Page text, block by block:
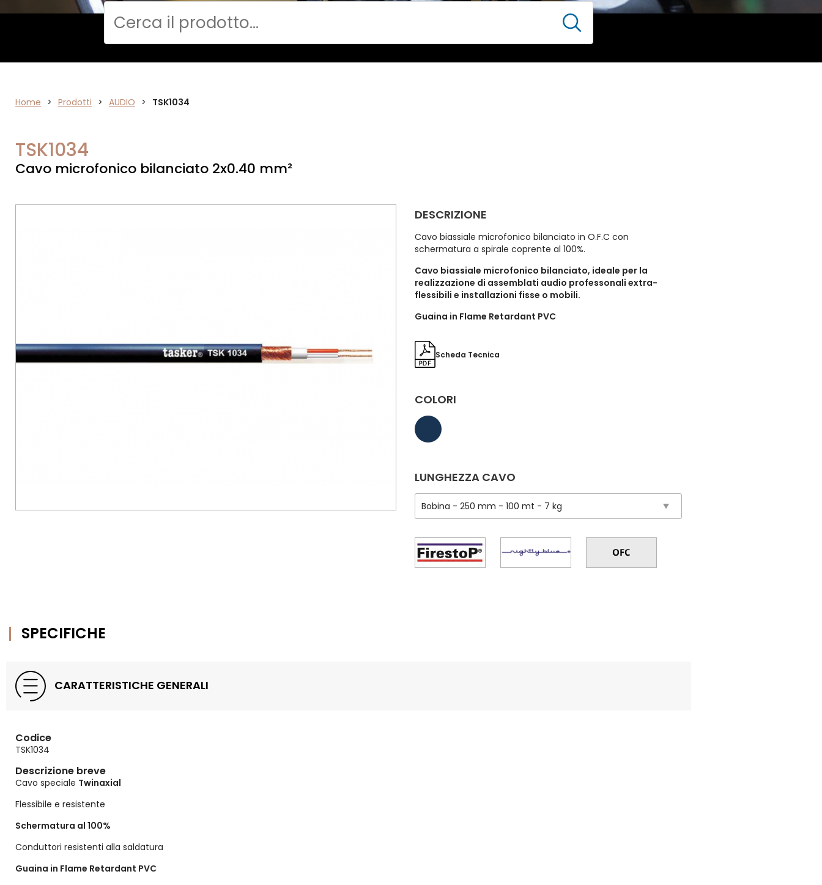
AUDIO
Cerca
Home > Prodotti > AUDIO > TSK1034
TSK1034
Cavo microfonico bilanciato 2x0.40 mm²
DESCRIZIONE
Cavo biassiale microfonico bilanciato in O.F.C con
schermatura a spirale coprente al 100%.
Cavo biassiale microfonico bilanciato, ideale per la
realizzazione di assemblati audio professonali extra-
flessibili e installazioni fisse o mobili.
Guaina in Flame Retardant PVC
Scheda Tecnica
COLORI
LUNGHEZZA CAVO
SPECIFICHE
CARATTERISTICHE GENERALI
Codice
TSK1034
Descrizione breve
Cavo speciale Twinaxial
Flessibile e resistente
Schermatura al 100%
Conduttori resistenti alla saldatura
Guaina in Flame Retardant PVC